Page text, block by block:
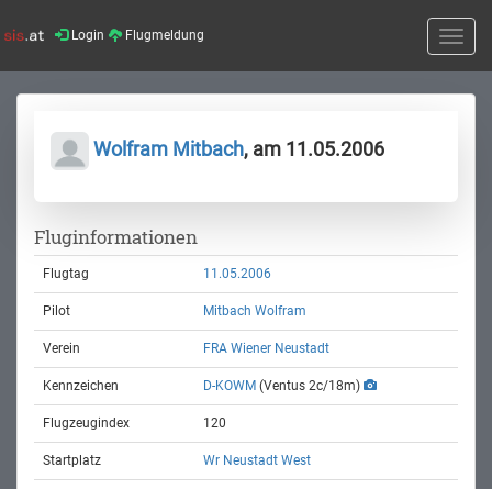
Login Flugmeldung
Toggle
Wolfram Mitbach, am 11.05.2006
Fluginformationen
Flugtag 11.05.2006
Pilot Mitbach Wolfram
Verein FRA Wiener Neustadt
Kennzeichen D-KOWM (Ventus 2c/18m)
Flugzeugindex 120
Startplatz Wr Neustadt West